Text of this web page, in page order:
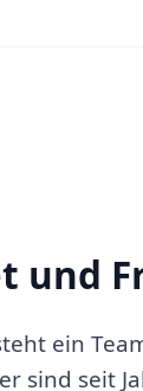
und
ein
sind seit